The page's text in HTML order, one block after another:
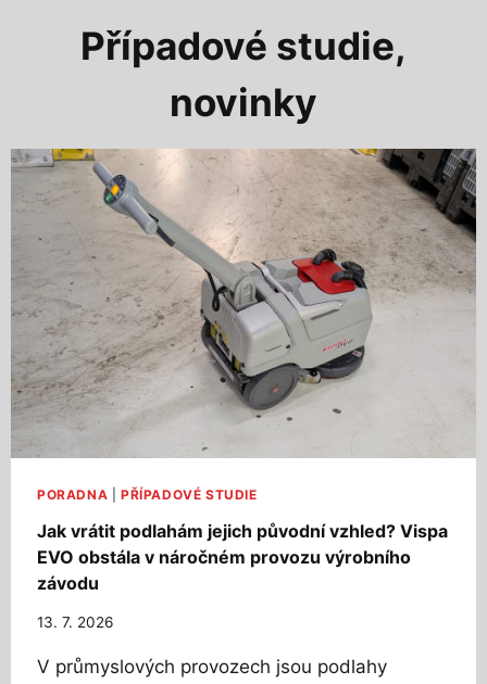
Případové studie,
novinky
PORADNA PŘÍPADOVÉ STUDIE
Jak vrátit podlahám jejich původní vzhled? Vispa
EVO obstála v náročném provozu výrobního
závodu
13. 7. 2026
V průmyslových provozech jsou podlahy